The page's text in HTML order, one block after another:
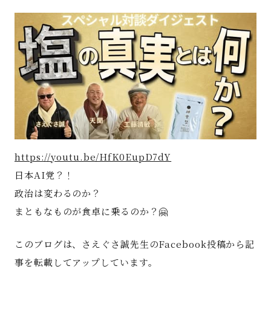
Godo AIAとは
お知らせ
特定商取引法に基づく表記
https://youtu.be/HfK0EupD7dY
日本AI党？！
政治は変わるのか？
まともなものが食卓に乗るのか？🤗
このブログは、さえぐさ誠先生のFacebook投稿から記
事を転載してアップしています。